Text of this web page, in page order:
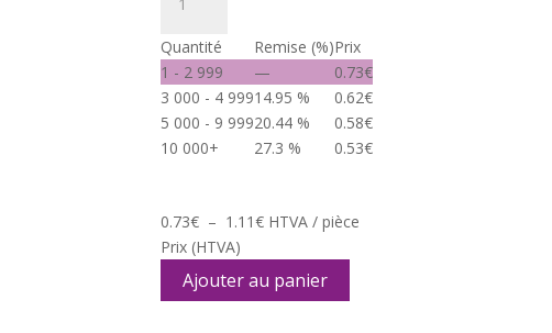
Bille
e-
Quantité Remise (%)Prix
1 - 2 999
— 0.73€
3 000 - 4 99914.95 % 0.62€
5 000 - 9 99920.44 % 0.58€
10 000+
27.3 % 0.53€
0.73€ – 1.11€Plage
0.73€
HTVA / pièce
Prix (HTVA)
Ajouter au panier